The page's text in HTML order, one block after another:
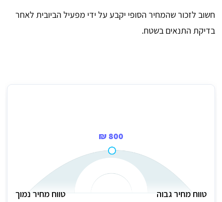
חשוב לזכור שהמחיר הסופי יקבע על ידי מפעיל הביובית לאחר
בדיקת התנאים בשטח.
800 ₪
טווח מחיר גבוה טווח מחיר נמוך